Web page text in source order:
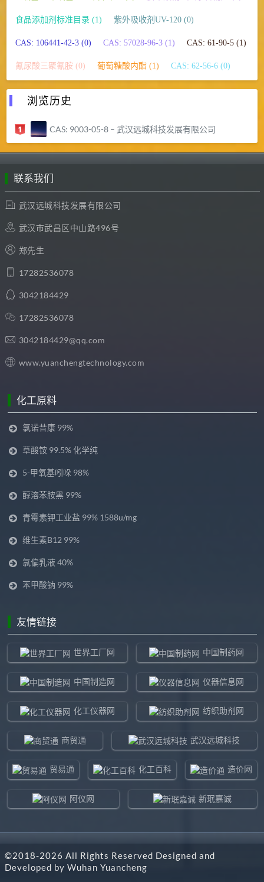
食品添加剂标准目录 (1) 紫外吸收剂UV-120 (0)
CAS: 106441-42-3 (0) CAS: 57028-96-3 (1) CAS: 61-90-5 (1)
氰尿酸三聚氰胺 (0) 葡萄糖酸内酯 (1) CAS: 62-56-6 (0)
浏览历史
CAS: 9003-05-8 – 武汉远城科技发展有限公司
联系我们
武汉远城科技发展有限公司
武汉市武昌区中山路496号
郑先生
17282536078
3042184429
17282536078
3042184429@qq.com
www.yuanchengtechnology.com
化工原料
氯诺昔康 99%
草酸铵 99.5% 化学纯
5-甲氧基吲哚 98%
醇溶苯胺黑 99%
青霉素钾工业盐 99% 1588u/mg
维生素B12 99%
氯偏乳液 40%
苯甲酸钠 99%
友情链接
世界工厂网 中国制药网
中国制造网 仪器信息网
化工仪器网 纺织助剂网
商贸通 武汉远城科技
贸易通 化工百科 造价网
阿仪网 新珉嘉诚
东北制造网 药智通
©2018-2026 All Rights Reserved Designed and
Developed by Wuhan Yuancheng